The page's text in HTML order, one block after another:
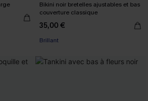
Bikini noir bretelles ajustables et bas
couverture classique
35,00 €
Brillant